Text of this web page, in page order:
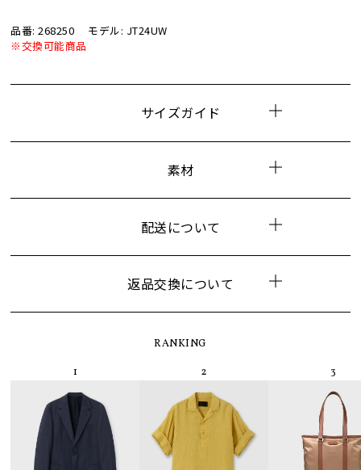
品番: 268250
モデル: JT24UW
※交換可能商品
サイズガイド
素材
配送について
返品交換について
RANKING